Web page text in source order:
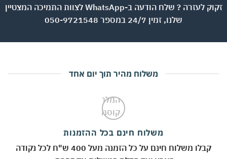
זקוק לעזרה ? שלח הודעה ב-WhatsApp לצוות התמיכה המצטיין
שלנו, זמין 24/7 במספר 050-9721548
משלוח מהיר תוך יום אחד
משלוח חינם בכל ההזמנות
קבלו משלוח חינם על כל הזמנה מעל 400 ש"ח לכל נקודה